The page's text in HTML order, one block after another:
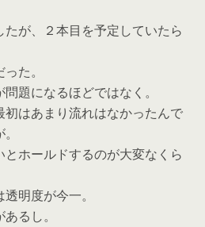
たが、２本目を予定していたら
た。
題になるほどではなく。
はあまり流れはなかったんで
とホールドするのが大変なくら
明度が今一。
るし。